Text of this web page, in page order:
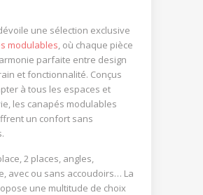
une sélection exclusive
modulables, où chaque pièce
parfaite entre design
et fonctionnalité. Conçus
à tous les espaces et
les canapés modulables
un confort sans
2 places, angles,
avec ou sans accoudoirs… La
une multitude de choix